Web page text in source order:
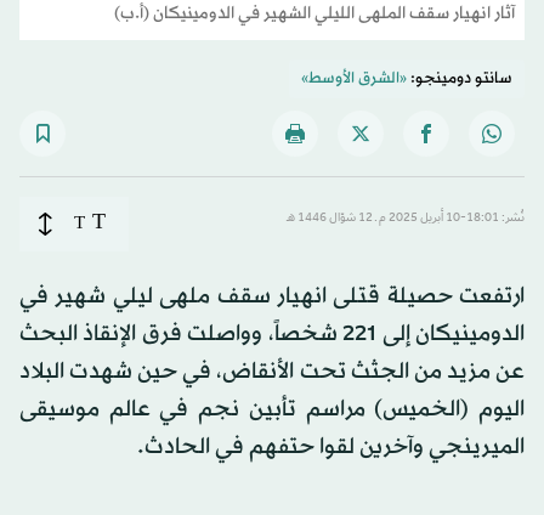
آثار انهيار سقف الملهى الليلي الشهير في الدومينيكان (أ.ب)
سانتو دومينجو:«الشرق الأوسط»
نُشر: 18:01-10 أبريل 2025 م ـ 12 شوّال 1446 هـ T
T
ارتفعت حصيلة قتلى انهيار سقف ملهى ليلي شهير في
الدومينيكان إلى 221 شخصاً، وواصلت فرق الإنقاذ البحث
عن مزيد من الجثث تحت الأنقاض، في حين شهدت البلاد
اليوم (الخميس) مراسم تأبين نجم في عالم موسيقى
الميرينجي وآخرين لقوا حتفهم في الحادث.